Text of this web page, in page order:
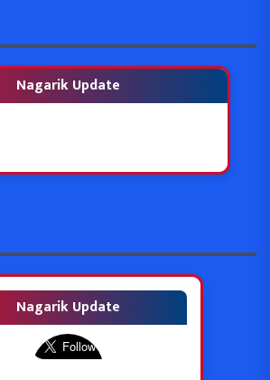
Nagarik Update
Nagarik Update